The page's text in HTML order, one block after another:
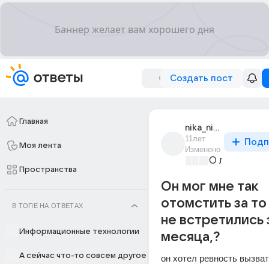
Создать пост
Главная
Моя лента
Пространства
В ТОПЕ НА ОТВЕТАХ
Информационные технологии
А сейчас что-то совсем другое
nika_nika_2851
11лет
Изменено
О любви без
Он мог мне так
отомстить за
не встретились
месяца,?
он хотел ревность